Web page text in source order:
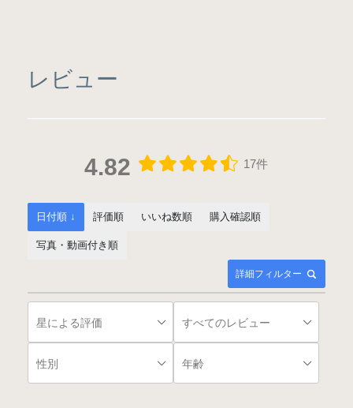
レビュー
4.82 17件
詳細フィルター
日付順 ↓ 評価順 いいね数順 購入確認順
写真・動画付き順